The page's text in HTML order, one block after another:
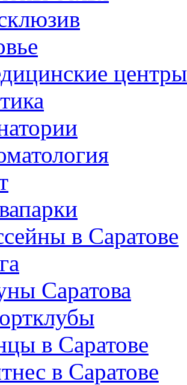
центры
в Саратове
Саратова
в Саратове
в Саратове